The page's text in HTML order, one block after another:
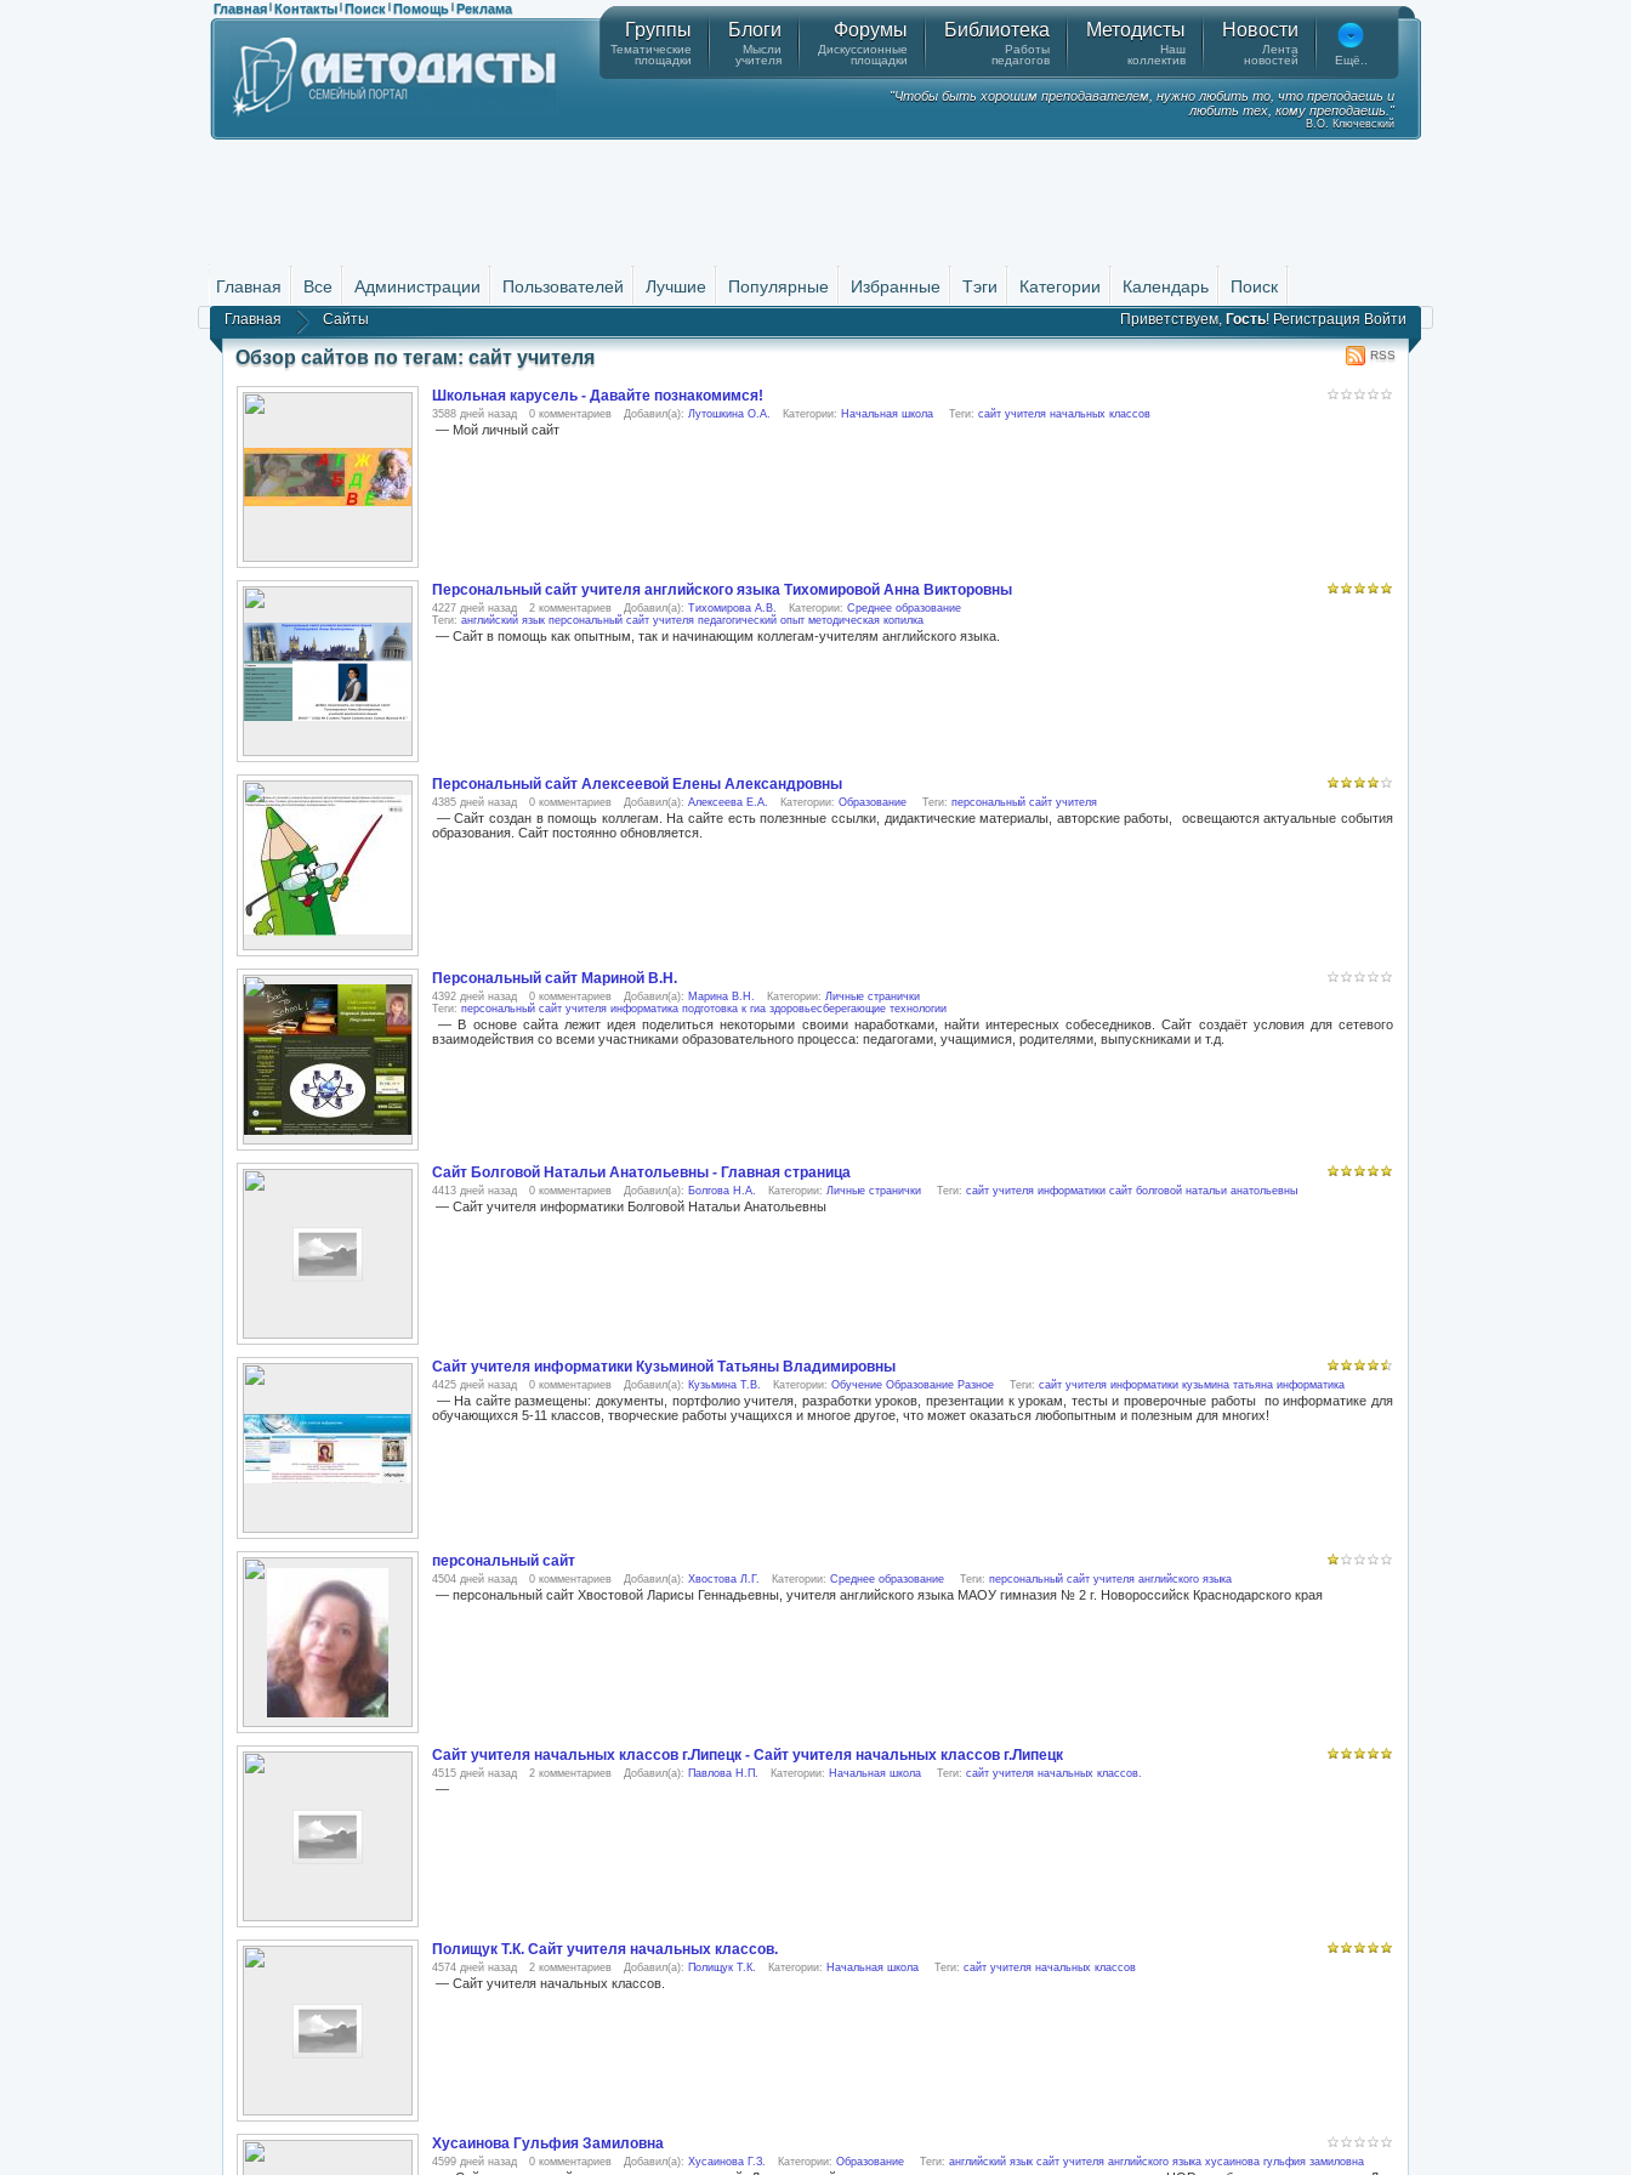
Главная | Контакты | Поиск | Помощь | Реклама
Группы
Тематические
площадки
Блоги
Мысли
учителя
Форумы
Дискуссионные
площадки
Библиотека
Работы
педагогов
Методисты
Наш
коллектив
Новости
Лента
новостей
Ещё..
"Чтобы быть хорошим преподавателем, нужно любить то, что преподаешь и
любить тех, кому преподаешь."
В.О. Ключевский
Главная Все Администрации Пользователей Лучшие Популярные Избранные Тэги Категории Календарь Поиск
Главная Сайты Приветствуем, Гость! Регистрация Войти
Обзор сайтов по тегам: сайт учителя RSS
Школьная карусель - Давайте познакомимся!
3588 дней назад 0 комментариев Добавил(а): Лутошкина О.А. Категории: Начальная школа Теги: сайт учителя начальных классов
— Мой личный сайт
Персональный сайт учителя английского языка Тихомировой Анна Викторовны
4227 дней назад 2 комментариев Добавил(а): Тихомирова А.В. Категории: Среднее образование
Теги: английский язык персональный сайт учителя педагогический опыт методическая копилка
— Сайт в помощь как опытным, так и начинающим коллегам-учителям английского языка.
Персональный сайт Алексеевой Елены Александровны
4385 дней назад 0 комментариев Добавил(а): Алексеева Е.А. Категории: Образование Теги: персональный сайт учителя
— Сайт создан в помощь коллегам. На сайте есть полезнные ссылки, дидактические материалы, авторские работы, освещаются актуальные события
образования. Сайт постоянно обновляется.
Персональный сайт Мариной В.Н.
4392 дней назад 0 комментариев Добавил(а): Марина В.Н. Категории: Личные странички
Теги: персональный сайт учителя информатика подготовка к гиа здоровьесберегающие технологии
— В основе сайта лежит идея поделиться некоторыми своими наработками, найти интересных собеседников. Сайт создаёт условия для сетевого
взаимодействия cо всеми участниками образовательного процесса: педагогами, учащимися, родителями, выпускниками и т.д.
Сайт Болговой Натальи Анатольевны - Главная страница
4413 дней назад 0 комментариев Добавил(а): Болгова Н.А. Категории: Личные странички Теги: сайт учителя информатики сайт болговой натальи анатольевны
— Сайт учителя информатики Болговой Натальи Анатольевны
Сайт учителя информатики Кузьминой Татьяны Владимировны
4425 дней назад 0 комментариев Добавил(а): Кузьмина Т.В. Категории: Обучение Образование Разное Теги: сайт учителя информатики кузьмина татьяна информатика
— На сайте размещены: документы, портфолио учителя, разработки уроков, презентации к урокам, тесты и проверочные работы по информатике для
обучающихся 5-11 классов, творческие работы учащихся и многое другое, что может оказаться любопытным и полезным для многих!
персональный сайт
4504 дней назад 0 комментариев Добавил(а): Хвостова Л.Г. Категории: Среднее образование Теги: персональный сайт учителя английского языка
— персональный сайт Хвостовой Ларисы Геннадьевны, учителя английского языка МАОУ гимназия № 2 г. Новороссийск Краснодарского края
Сайт учителя начальных классов г.Липецк - Сайт учителя начальных классов г.Липецк
4515 дней назад 2 комментариев Добавил(а): Павлова Н.П. Категории: Начальная школа Теги: сайт учителя начальных классов.
—
Полищук Т.К. Сайт учителя начальных классов.
4574 дней назад 2 комментариев Добавил(а): Полищук Т.К. Категории: Начальная школа Теги: сайт учителя начальных классов
— Сайт учителя начальных классов.
Хусаинова Гульфия Замиловна
4599 дней назад 0 комментариев Добавил(а): Хусаинова Г.З. Категории: Образование Теги: английский язык сайт учителя английского языка хусаинова гульфия замиловна